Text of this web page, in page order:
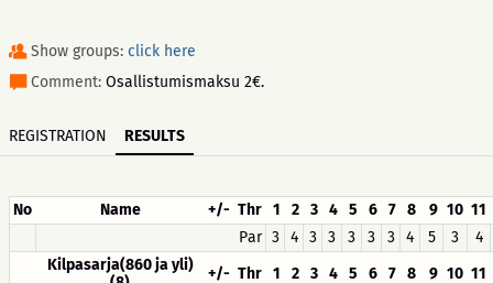
Show groups: click here
Comment: Osallistumismaksu 2€.
REGISTRATION RESULTS
No Name +/- Thr 1 2 3 4 5 6 7 8 9 10 11
Par 3 4 3 3 3 3 3 4 5 3
4
Kilpasarja(860 ja yli)
+/- Thr 1 2 3 4 5 6 7 8 9 10 11